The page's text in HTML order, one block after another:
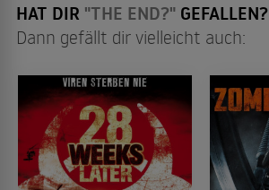
HAT DIR "THE END?" GEFALLEN?
Dann gefällt dir vielleicht auch: